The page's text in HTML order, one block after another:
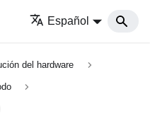
Español
del hardware